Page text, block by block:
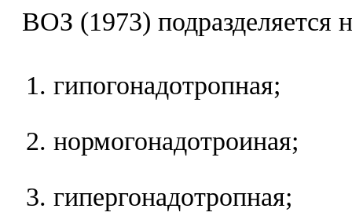
ВОЗ (1973) подразделяется
гипогонадотропная;
нормогонадотроиная;
гипергонадотропная;